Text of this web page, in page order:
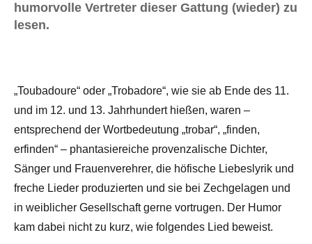
humorvolle Vertreter dieser Gattung (wieder) zu
lesen.
„Toubadoure“ oder „Trobadore“, wie sie ab Ende des 11.
und im 12. und 13. Jahrhundert hießen, waren –
entsprechend der Wortbedeutung „trobar“, „finden,
erfinden“ – phantasiereiche provenzalische Dichter,
Sänger und Frauenverehrer, die höfische Liebeslyrik und
freche Lieder produzierten und sie bei Zechgelagen und
in weiblicher Gesellschaft gerne vortrugen. Der Humor
kam dabei nicht zu kurz, wie folgendes Lied beweist.